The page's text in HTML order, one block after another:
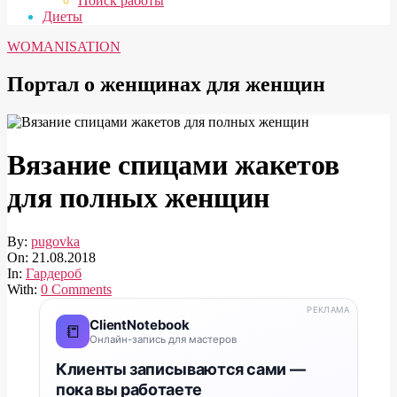
Диеты
WOMANISATION
Портал о женщинах для женщин
Вязание спицами жакетов
для полных женщин
By: pugovka
On: 21.08.2018
In: Гардероб
With: 0 Comments
📒 ClientNotebook
Онлайн-запись для мастеров
Клиенты записываются сами —
пока вы работаете
РЕКЛАМА